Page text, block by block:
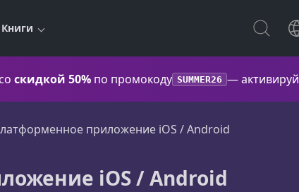
Книги
со скидкой 50% по промокоду SUMMER26 — активируй
приложение iOS / Android
iOS / Android